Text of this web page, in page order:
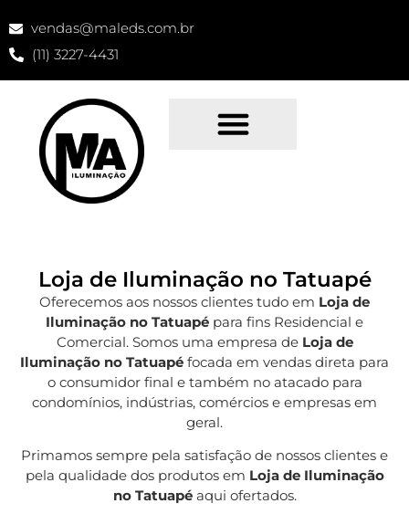
vendas@maleds.com.br
(11) 3227-4431
Loja de Iluminação no Tatuapé
Oferecemos aos nossos clientes tudo em Loja de
Iluminação no Tatuapé para fins Residencial e
Comercial. Somos uma empresa de Loja de
Iluminação no Tatuapé focada em vendas direta para
o consumidor final e também no atacado para
condomínios, indústrias, comércios e empresas em
geral.
Primamos sempre pela satisfação de nossos clientes e
pela qualidade dos produtos em Loja de Iluminação
no Tatuapéaqui ofertados.